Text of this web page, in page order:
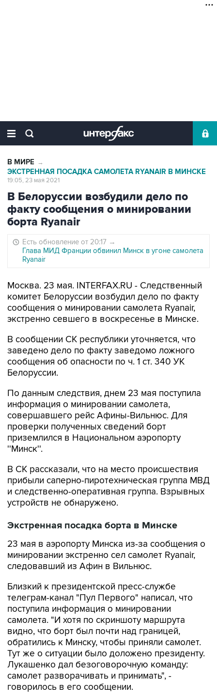
В МИРЕ →
ЭКСТРЕННАЯ ПОСАДКА САМОЛЕТА RYANAIR В МИНСКЕ
19:05, 23 мая 2021
В Белоруссии возбудили дело по
факту сообщения о минировании
борта Ryanair
Есть обновление от 20:17 →
Глава МИД Франции обвинил Минск в угоне самолета
Ryanair
Москва. 23 мая. INTERFAX.RU - Следственный
комитет Белоруссии возбудил дело по факту
сообщения о минировании самолета Ryanair,
экстренно севшего в воскресенье в Минске.
В сообщении СК республики уточняется, что
заведено дело по факту заведомо ложного
сообщения об опасности по ч. 1 ст. 340 УК
Белоруссии.
По данным следствия, днем 23 мая поступила
информация о минировании самолета,
совершавшего рейс Афины-Вильнюс. Для
проверки полученных сведений борт
приземлился в Национальном аэропорту
''Минск''.
В СК рассказали, что на место происшествия
прибыли саперно-пиротехническая группа МВД
и следственно-оперативная группа. Взрывных
устройств не обнаружено.
Экстренная посадка борта в Минске
23 мая в аэропорту Минска из-за сообщения о
минировании экстренно сел самолет Ryanair,
следовавший из Афин в Вильнюс.
Близкий к президентской пресс-службе
телеграм-канал "Пул Первого" написал, что
поступила информация о минировании
самолета. "И хотя по скриншоту маршрута
видно, что борт был почти над границей,
обратились к Минску, чтобы приняли самолет.
Тут же о ситуации было доложено президенту.
Лукашенко дал безоговорочную команду:
самолет разворачивать и принимать", -
говорилось в его сообщении.